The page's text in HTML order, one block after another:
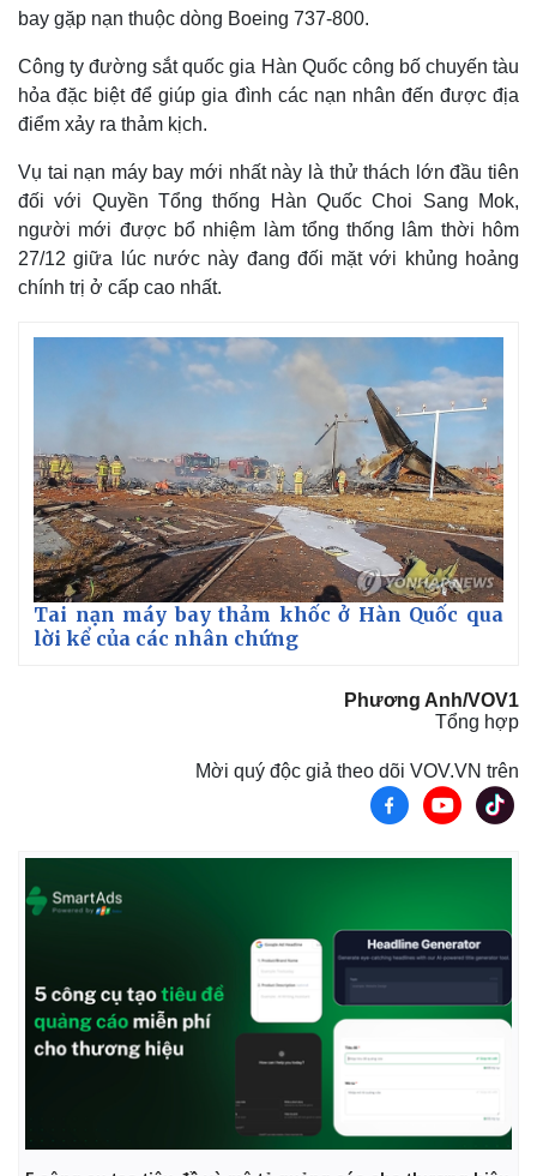
Ô tô - Xe máy
Xe máy
bay gặp nạn thuộc dòng Boeing 737-800.
Công ty đường sắt quốc gia Hàn Quốc công bố chuyến tàu
hỏa đặc biệt để giúp gia đình các nạn nhân đến được địa
điểm xảy ra thảm kịch.
Vụ tai nạn máy bay mới nhất này là thử thách lớn đầu tiên
đối với Quyền Tổng thống Hàn Quốc Choi Sang Mok,
người mới được bổ nhiệm làm tổng thống lâm thời hôm
27/12 giữa lúc nước này đang đối mặt với khủng hoảng
chính trị ở cấp cao nhất.
Tai nạn máy bay thảm khốc ở Hàn Quốc qua
lời kể của các nhân chứng
Phương Anh/VOV1
Tổng hợp
Mời quý độc giả theo dõi VOV.VN trên